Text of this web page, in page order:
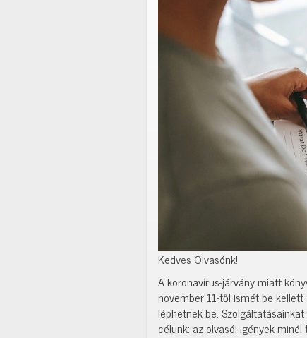
Kedves Olvasónk!
A koronavírus-járvány miatt
november 11-től ismét be
léphetnek be.
célunk: az olvasói igények